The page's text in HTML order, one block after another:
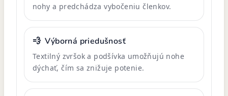
nohy a predchádza vybočeniu členkov.
💨 Výborná priedušnosť
Textilný zvršok a podšívka umožňujú nohe
dýchať, čím sa znižuje potenie.